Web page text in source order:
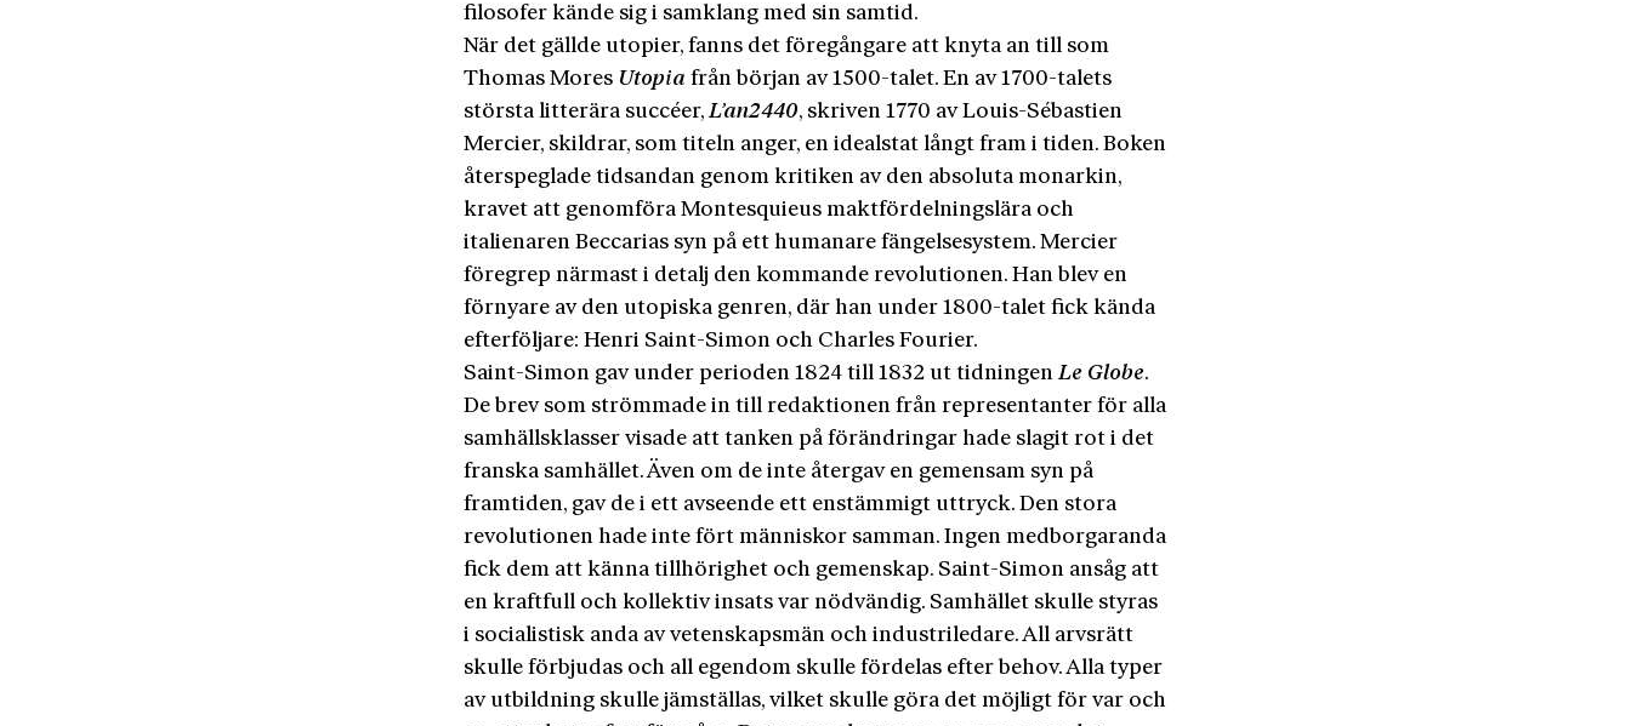
filosofer kände sig i samklang med sin samtid.
När det gällde utopier, fanns det föregångare att knyta an till som
Thomas Mores Utopia från början av 1500-talet. En av 1700-talets
största litterära succéer,L’an2440, skriven 1770 av Louis-Sébastien
Mercier, skildrar, som titeln anger, en idealstat långt fram i tiden. Boken
återspeglade tidsandan genom kritiken av den absoluta monarkin,
kravet att genomföra Montesquieus maktfördelningslära och
italienaren Beccarias syn på ett humanare fängelsesystem. Mercier
föregrep närmast i detalj den kommande revolutionen. Han blev en
förnyare av den utopiska genren, där han under 1800-talet fick kända
efterföljare: Henri Saint-Simon och Charles Fourier.
Saint-Simon gav under perioden 1824 till 1832 ut tidningenLe Globe.
De brev som strömmade in till redaktionen från representanter för alla
samhällsklasser visade att tanken på förändringar hade slagit rot i det
franska samhället. Även om de inte återgav en gemensam syn på
framtiden, gav de i ett avseende ett enstämmigt uttryck. Den stora
revolutionen hade inte fört människor samman. Ingen medborgaranda
fick dem att känna tillhörighet och gemenskap. Saint-Simon ansåg att
en kraftfull och kollektiv insats var nödvändig. Samhället skulle styras
i socialistisk anda av vetenskapsmän och industriledare. All arvsrätt
skulle förbjudas och all egendom skulle fördelas efter behov. Alla typer
av utbildning skulle jämställas, vilket skulle göra det möjligt för var och